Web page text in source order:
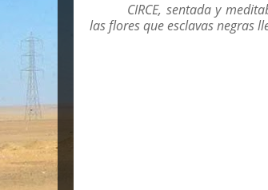
CIRCE, sentada y
las flores que esclavas negras